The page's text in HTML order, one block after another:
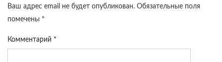
Ваш адрес email не будет опубликован. Обязательные поля
помечены *
Комментарий *